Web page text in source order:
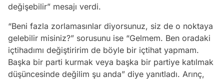
değişebilir” mesajı verdi.
“Beni fazla zorlamasınlar diyorsunuz, siz de o noktaya
gelebilir misiniz?” sorusunu ise “Gelmem. Ben oradaki
içtihadımı değiştiririm de böyle bir içtihat yapmam.
Başka bir parti kurmak veya başka bir partiye katılmak
düşüncesinde değilim şu anda” diye yanıtladı. Arınç,